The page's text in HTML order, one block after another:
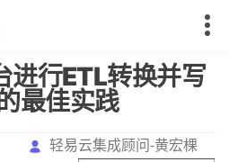
进行ETL转换并写
最佳实践
轻易云集成顾问-黄宏棵